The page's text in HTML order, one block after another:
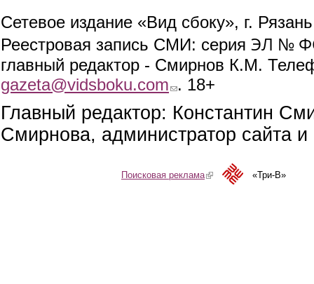
Сетевое издание «Вид сбоку», г.
Реестровая запись СМИ: серия ЭЛ №
главный редактор - Смирнов К.М.
gazeta@vidsboku.com (link sends e-mail)
. 18+
Главный редактор: Константин
Смирнова, администратор сайта
Поисковая реклама(link is external)«Три-В»